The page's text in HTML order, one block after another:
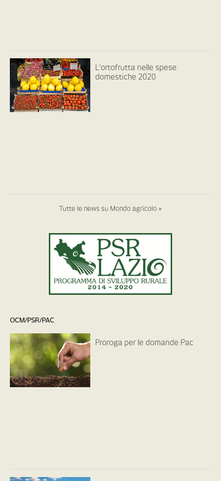
L’ortofrutta nelle spese
domestiche 2020
Tutte le news su Mondo agricolo »
OCM/PSR/PAC
Proroga per le domande Pac